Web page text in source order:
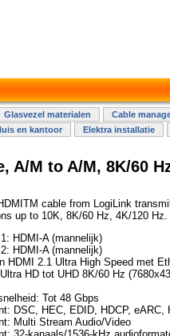
Glasvezel materialen Cable
en kantoor Elektra installatie
A/M to A/M, 8K/60
cable from LogiLink
up to 10K, 8K/60 Hz, 4K/120 Hz.
HDMI-A (mannelijk)
HDMI-A (mannelijk)
HDMI 2.1 Ultra High Speed ​​met
HD tot UHD 8K/60 Hz
Tot 48 Gbps
DSC, HEC, EDID, HDCP, eARC,
Multi Stream Audio/Video